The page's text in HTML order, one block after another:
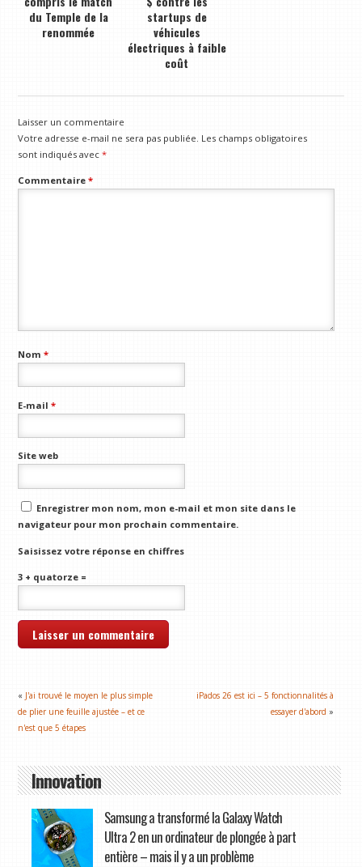
du Temple de la
renommée
startups de
véhicules
électriques à faible
coût
Laisser un commentaire
Votre adresse e-mail ne sera pas publiée. Les champs obligatoires
sont indiqués avec*
Commentaire*
Nom*
E-mail*
Site web
Enregistrer mon nom, mon e-mail et mon site dans le
navigateur pour mon prochain commentaire.
Saisissez votre réponse en chiffres
3 + quatorze =
« J'ai trouvé le moyen le plus simple
de plier une feuille ajustée – et ce
n'est que 5 étapes
iPados 26 est ici – 5 fonctionnalités à
essayer d'abord »
Innovation
Samsung a transformé la Galaxy Watch
Ultra 2 en un ordinateur de plongée à part
entière – mais il y a un problème